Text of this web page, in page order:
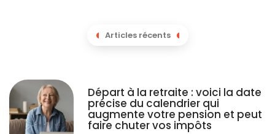
Articles récents
Départ à la retraite : voici la date
précise du calendrier qui
augmente votre pension et peut
faire chuter vos impôts